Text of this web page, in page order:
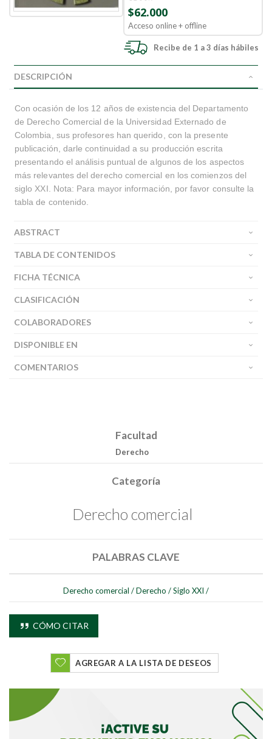
Buscar
$62.000
Acceso online + offline
Recibe de 1 a 3 días hábiles
DESCRIPCIÓN
Con ocasión de los 12 años de existencia del Departamento
de Derecho Comercial de la Universidad Externado de
Colombia, sus profesores han querido, con la presente
publicación, darle continuidad a su producción escrita
presentando el análisis puntual de algunos de los aspectos
más relevantes del derecho comercial en los comienzos del
siglo XXI. Nota: Para mayor información, por favor consulte la
tabla de contenido.
ABSTRACT
TABLA DE CONTENIDOS
FICHA TÉCNICA
CLASIFICACIÓN
COLABORADORES
DISPONIBLE EN
COMENTARIOS
Facultad
Derecho
Categoría
Derecho comercial
PALABRAS CLAVE
Derecho comercial /Derecho /Siglo XXI /
CÓMO CITAR
AGREGAR A LA LISTA DE DESEOS